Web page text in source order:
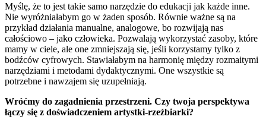
Myślę, że to jest takie samo narzędzie do edukacji jak każde inne.
Nie wyróżniałabym go w żaden sposób. Równie ważne są na
przykład działania manualne, analogowe, bo rozwijają nas
całościowo – jako człowieka. Pozwalają wykorzystać zasoby, które
mamy w ciele, ale one zmniejszają się, jeśli korzystamy tylko z
bodźców cyfrowych. Stawiałabym na harmonię między rozmaitymi
narzędziami i metodami dydaktycznymi. One wszystkie są
potrzebne i nawzajem się uzupełniają.
Wróćmy do zagadnienia przestrzeni. Czy twoja perspektywa
łączy się z doświadczeniem artystki-rzeźbiarki?